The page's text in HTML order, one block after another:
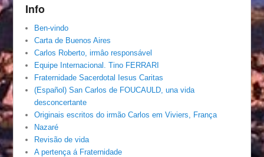
Info
Ben-vindo
Carta de Buenos Aires
Carlos Roberto, irmâo responsável
Equipe Internacional. Tino FERRARI
Fraternidade Sacerdotal Iesus Caritas
(Español) San Carlos de FOUCAULD, una vida
desconcertante
Originais escritos do irmão Carlos em Viviers, França
Nazaré
Revisão de vida
A pertença á Fraternidade